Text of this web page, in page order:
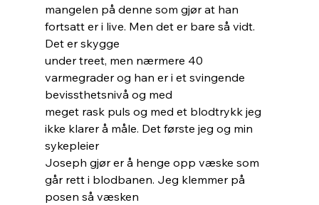
mangelen på denne som gjør at han
fortsatt er i live. Men det er bare så vidt.
Det er skygge
under treet, men nærmere 40
varmegrader og han er i et svingende
bevissthetsnivå og med
meget rask puls og med et blodtrykk jeg
ikke klarer å måle. Det første jeg og min
sykepleier
Joseph gjør er å henge opp væske som
går rett i blodbanen. Jeg klemmer på
posen så væsken